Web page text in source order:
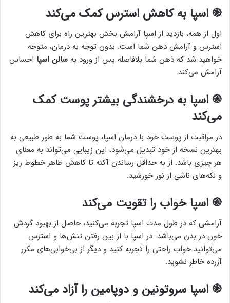
֎ اسپا به کاهش استرس کمک می‌کند
اول از همه، بازدید از اسپا آرامش بخش بهترین راه برای کاهش
استرس و آرامش ذهن شما است. بدون توجه به درمان، متوجه
خواهید شد که ذهن شما بلافاصله پس از ورود به سالن اسپا احساس
آرامش می‌کند.
֎ اسپا به درخشندگی بیشتر پوست کمک
می‌کند
در مراقبت از پوست خود با درمان اسپا، پوست شما به طور طبیعی به
بهترین نسخه از خود تبدیل می‌شود. این زیبایی می‌تواند به معنای
هر چیزی باشد. از به حداقل رساندن آکنه تا کاهش ظاهر خطوط ریز
و لکه‌های ناشی از نور خورشید.
֎ اسپا خواب را تقویت می‌کند
آرامشی که در طول مدت اسپا تجربه می‌کنید، حاصل از بهبود گردش
خون در بدن می‌باشد. در اسپا با از بین رفتن تنش‌ها و استرس
می‌توانید خواب راحتی را تجربه کنید و دیگر از بی‌خوابی‌های مکرر
آزرده خاطر نشوید.
֎ اسپا سروتونین و دوپامین را آزاد می‌کند